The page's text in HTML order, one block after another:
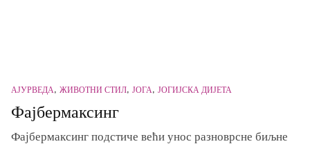
АЈУРВЕДА ЖИВОТНИ СТИЛ ЈОГА ЈОГИЈСКА ДИЈЕТА
Фајбермаксинг
Фајбермаксинг подстиче већи унос разноврсне биљне